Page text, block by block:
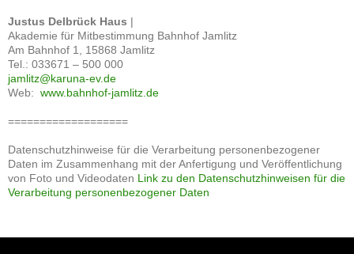
Justus Delbrück Haus |
Akademie für Mitbestimmung Bahnhof Jamlitz
Am Bahnhof 1, 15868 Jamlitz
Tel.: 033671 – 500 000
jamlitz@karuna-ev.de
Web: www.bahnhof-jamlitz.de
===================
Datenschutzhinweise für die Verarbeitung personenbezogener
Daten im Zusammenhang mit der Anfertigung und Veröffentlichung
von Foto und Videodaten Link zu den Datenschutzhinweisen für die
Verarbeitung personenbezogener Daten